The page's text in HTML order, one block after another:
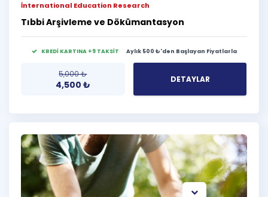
İnternational Education Research
Tıbbi Arşivleme ve Dökümantasyon
KREDİ KARTINA +9 TAKSİT Aylık 500 ₺'den Başlayan Fiyatlarla
5,000₺
4,500 ₺ DETAYLAR